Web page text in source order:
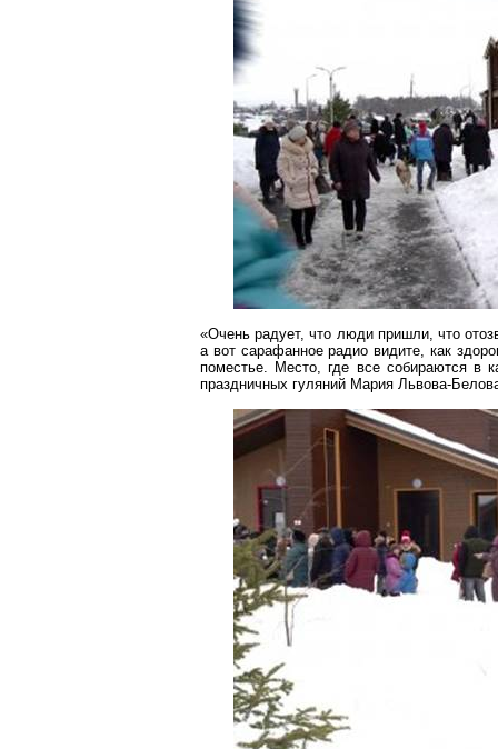
«Очень радует, что люди пришли, что
а вот сарафанное радио видите, как
поместье. Место, где все собираются в
праздничных гуляний Мария Львова-